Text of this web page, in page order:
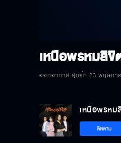
เหนือพรหมลิขิ
ออกอากาศ ศุกร์ที่ 23 พฤษภา
เหนือพรหม
ติดตาม